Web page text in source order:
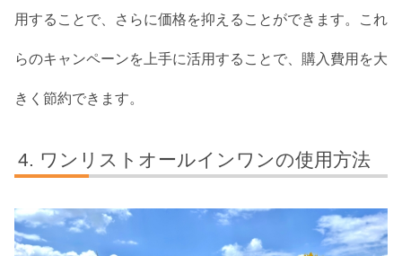
用することで、さらに価格を抑えることができます。これ
らのキャンペーンを上手に活用することで、購入費用を大
きく節約できます。
ワンリストオールインワンの使用方法